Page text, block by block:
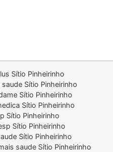
Sítio Pinheirinho
Sítio Pinheirinho
Sítio Pinheirinho
Sítio Pinheirinho
Sítio Pinheirinho
Sítio Pinheirinho
Sítio Pinheirinho
saude Sítio Pinheirinho